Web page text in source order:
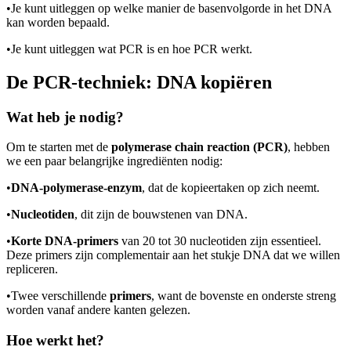
•Je kunt uitleggen op welke manier de basenvolgorde in het DNA
kan worden bepaald.
•Je kunt uitleggen wat PCR is en hoe PCR werkt.
De PCR-techniek: DNA kopiëren
Wat heb je nodig?
Om te starten met de polymerase chain reaction (PCR), hebben
we een paar belangrijke ingrediënten nodig:
•DNA-polymerase-enzym, dat de kopieertaken op zich neemt.
•Nucleotiden, dit zijn de bouwstenen van DNA.
•Korte DNA-primers van 20 tot 30 nucleotiden zijn essentieel.
Deze primers zijn complementair aan het stukje DNA dat we willen
repliceren.
•Twee verschillende primers, want de bovenste en onderste streng
worden vanaf andere kanten gelezen.
Hoe werkt het?